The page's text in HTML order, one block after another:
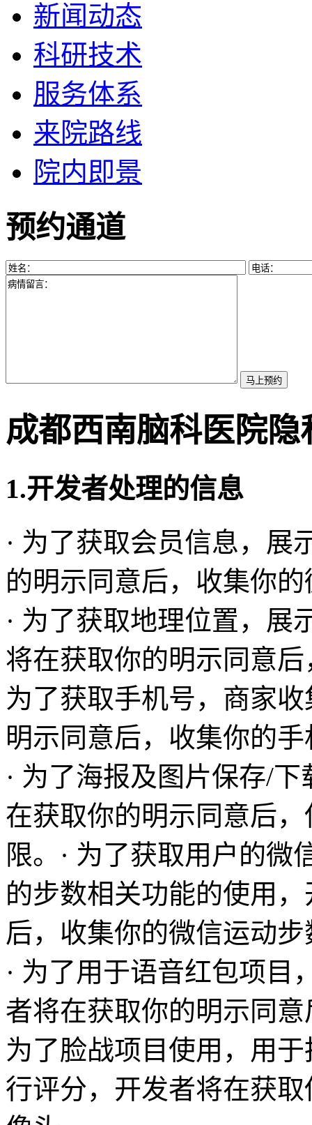
新闻动态
科研技术
服务体系
来院路线
院内即景
预约通道
成都西南脑科医院隐
1.开发者处理的信息
· 为了获取会员信息，展
的明示同意后，收集你
· 为了获取地理位置，展
将在获取你的明示同意
为了获取手机号，商家
明示同意后，收集你的
· 为了海报及图片保存/
在获取你的明示同意后
限。· 为了获取用户的微
的步数相关功能的使用
后，收集你的微信运动步
· 为了用于语音红包项目
者将在获取你的明示同
为了脸战项目使用，用
行评分，开发者将在获